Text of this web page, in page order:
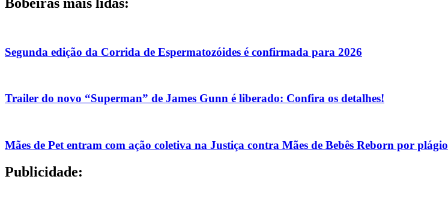
Bobeiras mais lidas:
Segunda edição da Corrida de Espermatozóides é confirmada para 2026
Trailer do novo “Superman” de James Gunn é liberado: Confira os detalhes!
Mães de Pet entram com ação coletiva na Justiça contra Mães de Bebês Reborn por plágio
Publicidade: